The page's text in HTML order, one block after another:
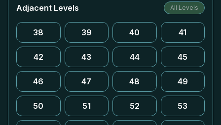
Adjacent Levels All Levels
38 39 40 41
42 43 44 45
46 47 48 49
50 51 52 53